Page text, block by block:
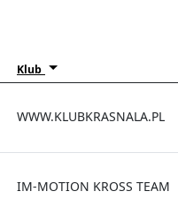
Klub
WWW.KLUBKRASNALA.PL
IM-MOTION KROSS TEAM